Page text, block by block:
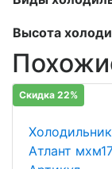
Высота
Скидка 22%
Атлант